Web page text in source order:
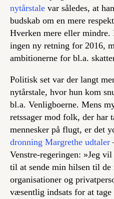
nytårstale var således, at
budskab om en mere
Hverken mere eller mindre.
ingen ny retning for 2016,
ambitionerne for bl.a.
Politisk set var der langt
nytårstale, hvor hun kom
bl.a. Venligboerne. Mens
retssager mod folk, der har
mennesker på flugt, er det
dronning Margrethe udtaler
Venstre-regeringen: »Jeg
til at sende min hilsen til de
organisationer og
væsentlig indsats for at tage